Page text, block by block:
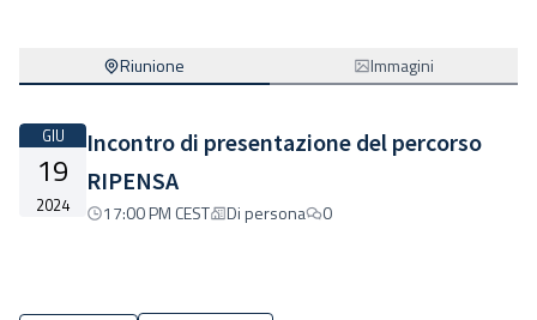
Riunione Immagini
GIU
19
2024
Incontro di presentazione del percorso
RIPENSA
17:00 PM CEST Di persona 0